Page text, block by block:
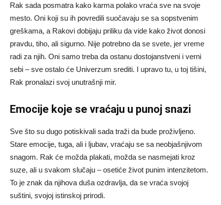
Rak sada posmatra kako karma polako vraća sve na svoje
mesto. Oni koji su ih povredili suočavaju se sa sopstvenim
greškama, a Rakovi dobijaju priliku da vide kako život donosi
pravdu, tiho, ali sigurno. Nije potrebno da se svete, jer vreme
radi za njih. Oni samo treba da ostanu dostojanstveni i verni
sebi – sve ostalo će Univerzum srediti. I upravo tu, u toj tišini,
Rak pronalazi svoj unutrašnji mir.
Emocije koje se vraćaju u punoj snazi
Sve što su dugo potiskivali sada traži da bude proživljeno.
Stare emocije, tuga, ali i ljubav, vraćaju se sa neobjašnjivom
snagom. Rak će možda plakati, možda se nasmejati kroz
suze, ali u svakom slučaju – osetiće život punim intenzitetom.
To je znak da njihova duša ozdravlja, da se vraća svojoj
suštini, svojoj istinskoj prirodi.